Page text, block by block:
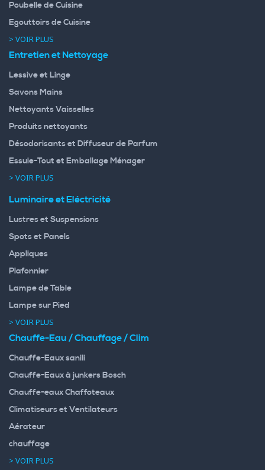
Poubelle de Cuisine
Egouttoirs de Cuisine
> VOIR PLUS
Entretien et Nettoyage
Lessive et Linge
Savons Mains
Nettoyants Vaisselles
Produits nettoyants
Désodorisants et Diffuseur de Parfum
Essuie-Tout et Emballage Ménager
> VOIR PLUS
Luminaire et Eléctricité
Lustres et Suspensions
Spots et Panels
Appliques
Plafonnier
Lampe de Table
Lampe sur Pied
> VOIR PLUS
Chauffe-Eau / Chauffage / Clim
Chauffe-Eaux sanili
Chauffe-Eaux à junkers Bosch
Chauffe-eaux Chaffoteaux
Climatiseurs et Ventilateurs
Aérateur
chauffage
> VOIR PLUS